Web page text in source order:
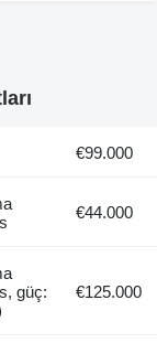
€99.000
€44.000
güç:
€125.000